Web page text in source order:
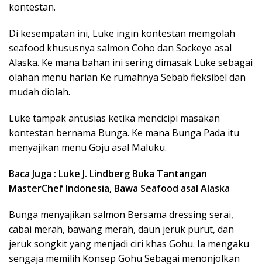
kontestan.
Di kesempatan ini, Luke ingin kontestan memgolah
seafood khususnya salmon Coho dan Sockeye asal
Alaska. Ke mana bahan ini sering dimasak Luke sebagai
olahan menu harian Ke rumahnya Sebab fleksibel dan
mudah diolah.
Luke tampak antusias ketika mencicipi masakan
kontestan bernama Bunga. Ke mana Bunga Pada itu
menyajikan menu Goju asal Maluku.
Baca Juga : Luke J. Lindberg Buka Tantangan
MasterChef Indonesia, Bawa Seafood asal Alaska
Bunga menyajikan salmon Bersama dressing serai,
cabai merah, bawang merah, daun jeruk purut, dan
jeruk songkit yang menjadi ciri khas Gohu. Ia mengaku
sengaja memilih Konsep Gohu Sebagai menonjolkan